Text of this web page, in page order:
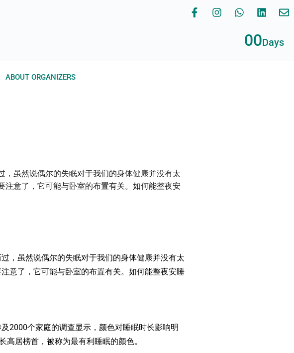
00Days
ABOUT ORGANIZERS
虽然说偶尔的失眠对于我们的身体健康并没有太
注意了，它可能与卧室的布置有关。如何能整夜安
虽然说偶尔的失眠对于我们的身体健康并没有太
意了，它可能与卧室的布置有关。如何能整夜安睡
个家庭的调查显示，颜色对睡眠时长影响明
高居榜首，被称为最有利睡眠的颜色。